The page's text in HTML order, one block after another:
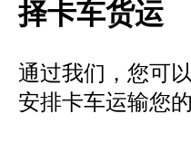
择卡车货运
通过我们，您可
安排卡车运输您的